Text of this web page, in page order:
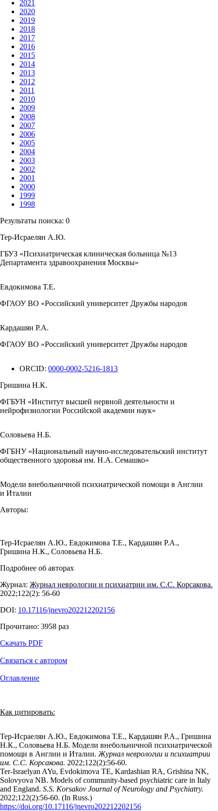
2021
2020
2019
2018
2017
2016
2015
2014
2013
2012
2011
2010
2009
2008
2007
2006
2005
2004
2003
2002
2001
2000
1999
1998
Результаты поиска: 0
Тер-Исраелян А.Ю.
ГБУЗ «Психиатрическая клиническая больница №13
Департамента здравоохранения Москвы»
Евдокимова Т.Е.
ФГАОУ ВО «Российский университет Дружбы народов
Кардашян Р.А.
ФГАОУ ВО «Российский университет Дружбы народов
ORCID: 0000-0002-5216-1813
Гришина Н.К.
ФГБУН «Институт высшей нервной деятельности и
нейрофизиологии Российской академии наук»
Соловьева Н.Б.
ФГБНУ «Национальный научно-исследовательский институт
общественного здоровья им. Н.А. Семашко»
Модели внебольничной психиатрической помощи в Англии
и Италии
Авторы:
Тер-Исраелян А.Ю., Евдокимова Т.Е., Кардашян Р.А.,
Гришина Н.К., Соловьева Н.Б.
Подробнее об авторах
Журнал: Журнал неврологии и психиатрии им. С.С. Корсакова.
2022;122(2): 56‑60
DOI: 10.17116/jnevro202212202156
Прочитано: 3958 раз
Скачать PDF
Связаться с автором
Оглавление
Как цитировать:
Тер-Исраелян А.Ю., Евдокимова Т.Е., Кардашян Р.А., Гришина
Н.К., Соловьева Н.Б. Модели внебольничной психиатрической
помощи в Англии и Италии. Журнал неврологии и психиатрии
им. С.С. Корсакова. 2022;122(2):56‑60.
Ter-Israelyan AYu, Evdokimova TE, Kardashian RA, Grishina NK,
Solovyova NB. Models of community-based psychiatric care in Italy
and England. S.S. Korsakov Journal of Neurology and Psychiatry.
2022;122(2):56‑60. (In Russ.)
https://doi.org/10.17116/jnevro202212202156